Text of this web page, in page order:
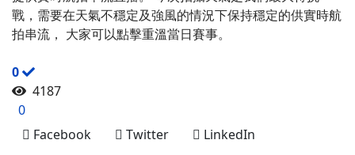
戰，需要在天氣不穩定及強風的情況下保持穩定的供實時航
拍串流， 大家可以點擊重溫當日賽事。
0
4187
0
Facebook
Twitter
LinkedIn